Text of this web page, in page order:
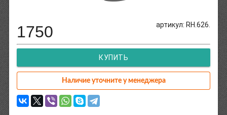
артикул: RH.626.
1750
КУПИТЬ
Наличие уточните у менеджера